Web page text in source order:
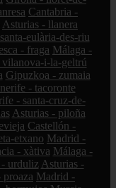
Cantabria -
Asturias - llanera
eulària-des-riu
- fraga Málaga -
vilanova-i-la-geltrú
Gipuzkoa - zumaia
- tacoronte
- santa-cruz-de-
Asturias - piloña
Castellón -
etxano Madrid -
- xàtiva Málaga -
urduliz Asturias -
proaza Madrid -